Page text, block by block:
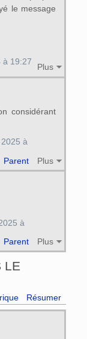
le message
Plus
à 19:27
considérant
Parent Plus
à
Parent Plus
à
LE
Résumer